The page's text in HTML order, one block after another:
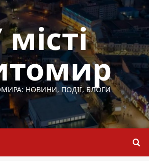
НОВИНИ, ПОДІЇ, БЛОГИ